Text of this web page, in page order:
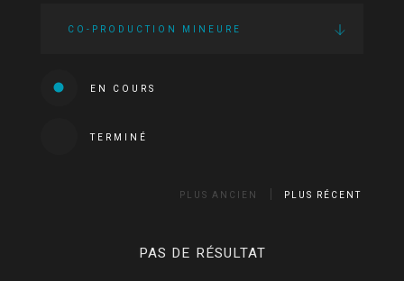
CO-PRODUCTION MINEURE
EN COURS
TERMINÉ
PLUS ANCIEN PLUS RÉCENT
PAS DE RÉSULTAT